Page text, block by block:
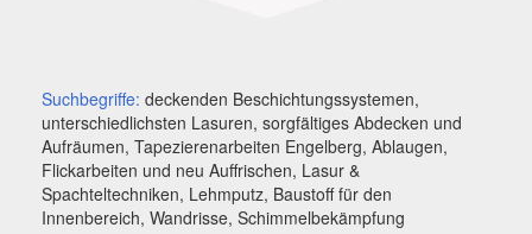
Suchbegriffe: deckenden Beschichtungssystemen,
unterschiedlichsten Lasuren, sorgfältiges Abdecken und
Aufräumen, Tapezierenarbeiten Engelberg, Ablaugen,
Flickarbeiten und neu Auffrischen, Lasur &
Spachteltechniken, Lehmputz, Baustoff für den
Innenbereich, Wandrisse, Schimmelbekämpfung